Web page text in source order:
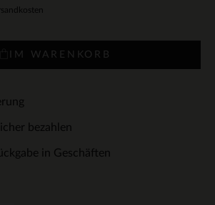
IM WARENKORB
bezahlen
in Geschäften